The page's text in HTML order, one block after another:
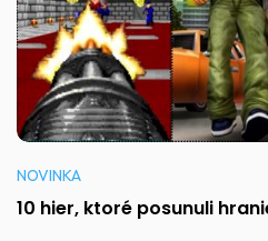
NOVINKA
10 hier, ktoré posunuli